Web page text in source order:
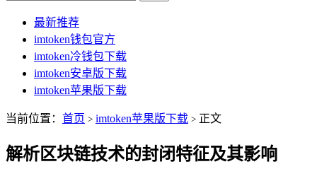
最新推荐
imtoken钱包官方
imtoken冷钱包下载
imtoken安卓版下载
imtoken苹果版下载
当前位置： 首页 > imtoken苹果版下载 > 正文
解析区块链技术的封闭特征及其影响